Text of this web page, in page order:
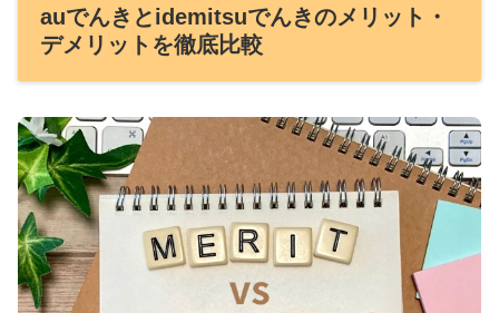
auでんきとidemitsuでんきのメリット・
デメリットを徹底比較